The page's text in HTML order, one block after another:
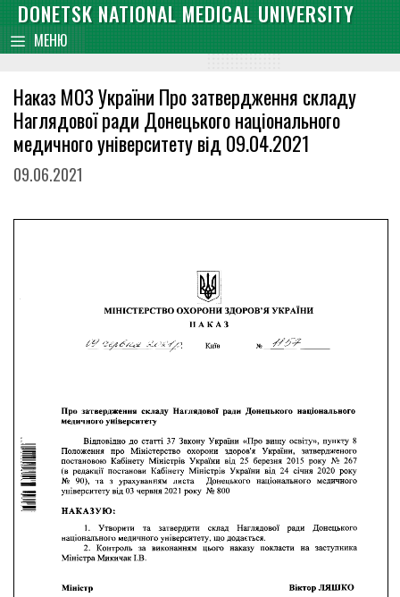
content
Skip
to
content
DONETSK NATIONAL MEDICAL UNIVERSITY
МЕНЮ
Наказ МОЗ України Про затвердження складу
Наглядової ради Донецького національного
медичного університету від 09.04.2021
09.06.2021